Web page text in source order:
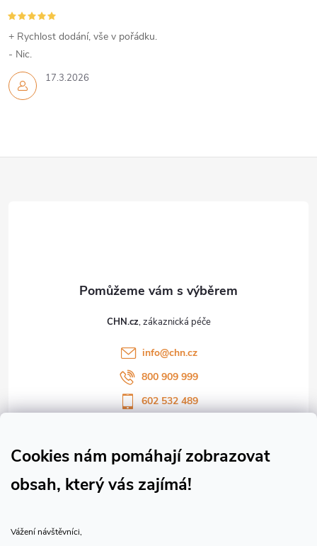
Cookies nám pomáhají zobrazovat
obsah, který vás zajímá!
Vážení návštěvníci,
17.3.2026
+ Rychlost dodání, vše v pořádku.
- Nic.
CHN.cz
info@chn.cz
800 909 999
602 532 489
Sledujte náš vlog CHN_CZ